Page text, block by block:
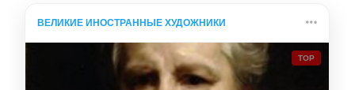
ВЕЛИКИЕ ИНОСТРАННЫЕ ХУДОЖНИКИ
TOP